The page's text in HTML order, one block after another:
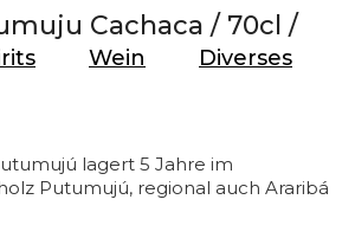
Wein Diverses
Cachaca / 70cl /
lagert 5 Jahre im
Putumujú, regional auch Araribá